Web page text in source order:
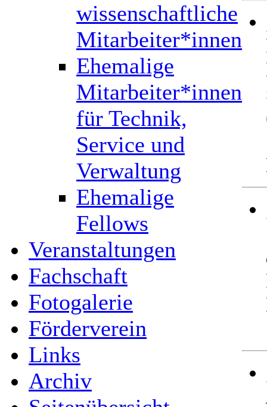
wissenschaftliche
Mitarbeiter*innen
Ehemalige
Mitarbeiter*innen
für Technik,
Service und
Verwaltung
Ehemalige
Fellows
Veranstaltungen
Fachschaft
Fotogalerie
Förderverein
Links
Archiv